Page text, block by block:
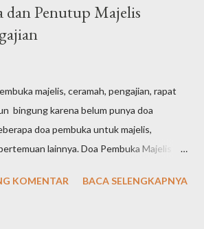
dan Penutup Majelis
majelis, ceramah, pengajian, rapat
bingung karena belum punya doa
doa pembuka untuk majelis,
lainnya. Doa Pembuka Majelis
lażī hadānā lihāżā, wa mā kunnā
KOMENTAR BACA SELENGKAPNYA